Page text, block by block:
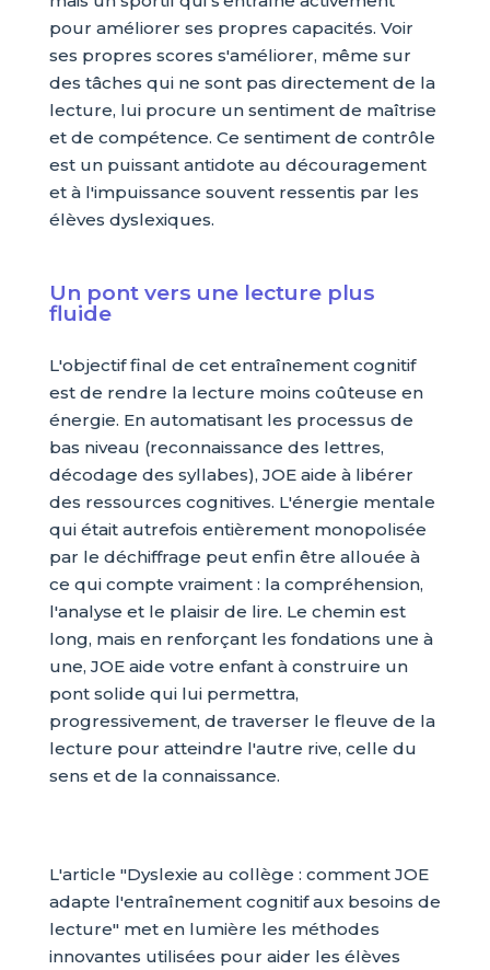
pour améliorer ses propres capacités. Voir
ses propres scores s'améliorer, même sur
des tâches qui ne sont pas directement de la
lecture, lui procure un sentiment de maîtrise
et de compétence. Ce sentiment de contrôle
est un puissant antidote au découragement
et à l'impuissance souvent ressentis par les
élèves dyslexiques.
Un pont vers une lecture plus
fluide
L'objectif final de cet entraînement cognitif
est de rendre la lecture moins coûteuse en
énergie. En automatisant les processus de
bas niveau (reconnaissance des lettres,
décodage des syllabes), JOE aide à libérer
des ressources cognitives. L'énergie mentale
qui était autrefois entièrement monopolisée
par le déchiffrage peut enfin être allouée à
ce qui compte vraiment : la compréhension,
l'analyse et le plaisir de lire. Le chemin est
long, mais en renforçant les fondations une à
une, JOE aide votre enfant à construire un
pont solide qui lui permettra,
progressivement, de traverser le fleuve de la
lecture pour atteindre l'autre rive, celle du
sens et de la connaissance.
L'article "Dyslexie au collège : comment JOE
adapte l'entraînement cognitif aux besoins de
lecture" met en lumière les méthodes
innovantes utilisées pour aider les élèves